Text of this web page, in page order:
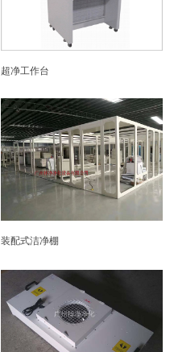
超净工作台
装配式洁净棚